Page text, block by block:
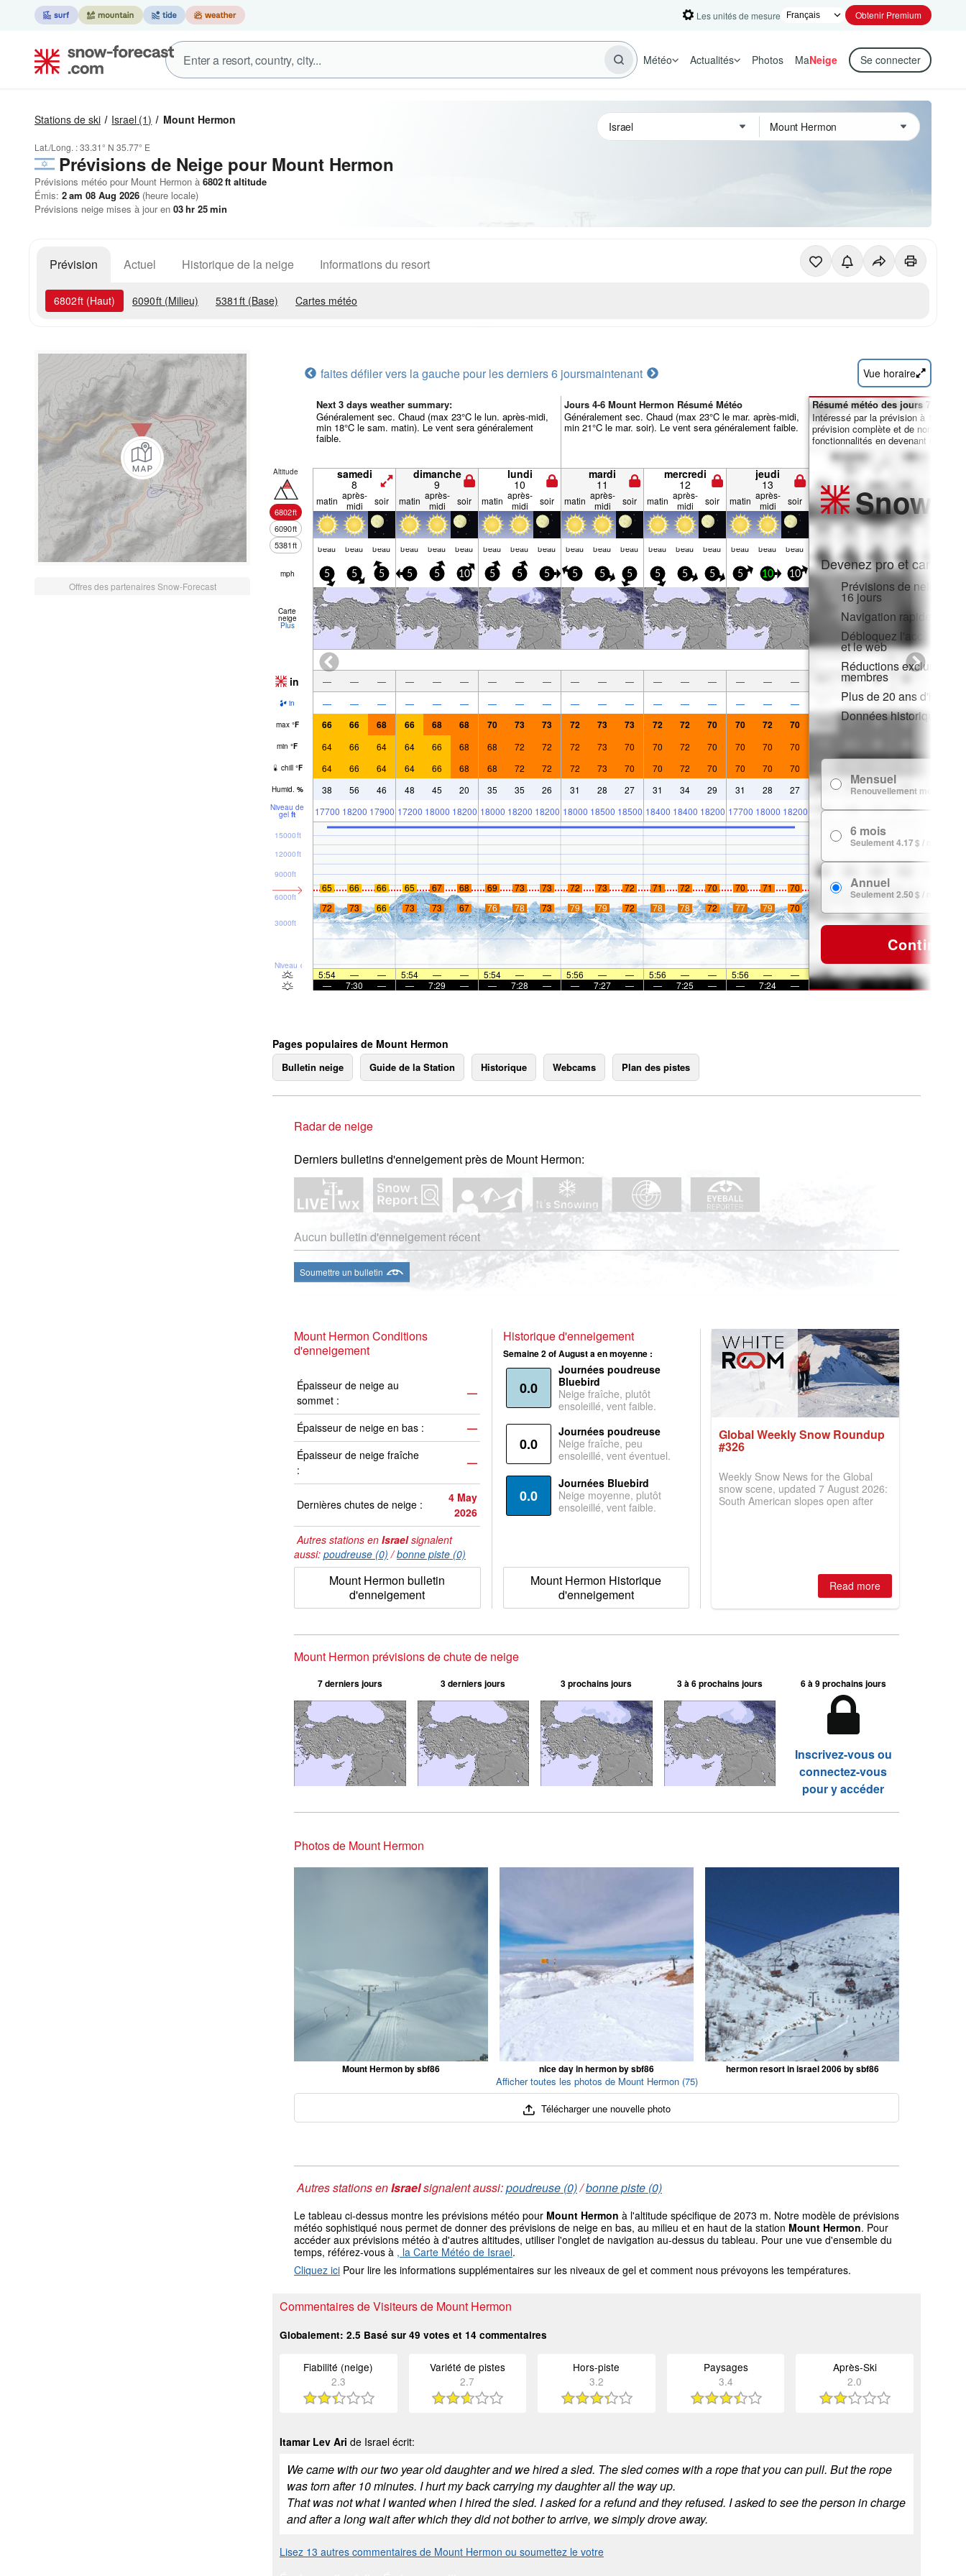
Les unités de mesure Obtenir Premium
Météo Actualités Photos MaNeige Se connecter
Stations de ski Israel (1) Mount Hermon
Lat./Long. :33.31° N 35.77° E
Prévisions de Neige pour Mount Hermon
Prévisions météo pour Mount Hermon à 6802ft altitude
Émis: 2 am 08 Aug 2026 (heure locale)
Prévisions neige mises à jour en 03hr 25min
Prévision Actuel Historique de la neige Informations du resort
6802ft (Haut) 6090ft (Milieu) 5381 ft (Base) Cartes météo
Offres des partenaires Snow-Forecast
faites défiler vers la gauche pour les derniers 6 joursmaintenant Vue horaire
Next 3 days weather summary:
Généralement sec. Chaud (max 23°C le lun. après-midi,
min 18°C le sam. matin). Le vent sera généralement
faible.
Jours 4-6 Mount Hermon Résumé Météo
Généralement sec. Chaud (max 23°C le mar. après-midi,
min 21°C le mar. soir). Le vent sera généralement faible.
Altitude
6802ft
6090ft
5381ft
samedi
8
dimanche
9
lundi
10
mardi
11
mercredi
12
jeudi
13
matin après-
midi
soir matin après-
midi
soir matin après-
midi
soir matin après-
midi
soir matin après-
midi
soir matin après-
midi
soir
beau beau beau beau beau beau beau beau beau beau beau beau beau beau beau beau beau beau
mph 5 5 5 5 5 10 5 5 5 5 5 5 5 5 5 5 10 10
Carte
neige
Plus
in — — — — — — — — — — — — — — — — — —
in — — — — — — — — — — — — — — — — — —
max °F 66 66 68 66 68 68 70 73 73 72 73 73 72 72 70 70 72 70
min °F 64 66 64 64 66 68 68 72 72 72 73 70 70 72 70 70 70 70
chill °F 64 66 64 64 66 68 68 72 72 72 73 70 70 72 70 70 70 70
Humid. % 38 56 46 48 45 20 35 35 26 31 28 27 31 34 29 31 28 27
Niveau de
gel ft 17700 18200 17900 17200 18000 18200 18000 18200 18200 18000 18500 18500 18400 18400 18200 17700 18000 18200
Niveau de la mer
3000ft
6000ft
9000ft
12000ft
15000ft
65 66 66 65 67 68 69 73 73 72 73 72 71 72 70 70 71
70
72
73 66 73 73 67 76 78 73 79 79 72 78 78 72 77 79 70
5:54 — — 5:54 — — 5:54 — — 5:56 — — 5:56 — — 5:56 —
—
—
7:30 — — 7:29 — — 7:28 — — 7:27 — — 7:25 — — 7:24 —
Résumé météo des jours 7-16 :
Intéressé par la prévision à 16 jours
prévision complète et de
fonctionnalités en devenant membre
Snow
Devenez pro et carve en:
Prévisions de neige
16 jours
Navigation rapide sans
Débloquez l'accès
et le web
Réductions exclusives
membres
Plus de 20 ans
Données historiques de
Mensuel
Renouvellement mensuel
6 mois
Seulement 4.17 $ / mois
Annuel
Seulement 2.50 $ / mois
Continuer
Pages populaires de Mount Hermon
Bulletin neige Guide de la Station Historique Webcams Plan des pistes
Radar de neige
Derniers bulletins d'enneigement près de Mount Hermon:
Aucun bulletin d'enneigement récent
Soumettre un bulletin
Mount Hermon Conditions
d'enneigement
Épaisseur de neige au
sommet :
—
Épaisseur de neige en bas :
—
Épaisseur de neige fraîche
:
—
Dernières chutes de neige :
4 May
2026
Autres stations en Israelsignalent
aussi: poudreuse (0) /bonne piste (0)
Mount Hermon bulletin
d'enneigement
Historique d'enneigement
Semaine 2 of August a en moyenne :
0.0
Journées poudreuse
Bluebird
Neige fraîche, plutôt
ensoleillé, vent faible.
0.0
Journées poudreuse
Neige fraîche, peu
ensoleillé, vent éventuel.
0.0
Journées Bluebird
Neige moyenne, plutôt
ensoleillé, vent faible.
Mount Hermon Historique
d'enneigement
Global Weekly Snow Roundup
#326
Weekly Snow News for the Global
snow scene, updated 7 August 2026:
South American slopes open after
Read more
Mount Hermon prévisions de chute de neige
7 derniers jours 3 derniers jours 3 prochains jours 3 à 6 prochains jours 6 à 9 prochains jours
Inscrivez-vous ou
connectez-vous
pour y accéder
Photos de Mount Hermon
Mount Hermon by sbf86 nice day in hermon by sbf86 hermon resort in israel 2006 by sbf86
Afficher toutes les photos de Mount Hermon (75)
Télécharger une nouvelle photo
Autres stations enIsraelsignalent aussi:poudreuse (0)/bonne piste (0)
Le tableau ci-dessus montre les prévisions météo pour Mount Hermon à l'altitude spécifique de 2073 m. Notre modèle de prévisions
météo sophistiqué nous permet de donner des prévisions de neige en bas, au milieu et en haut de la station Mount Hermon. Pour
accéder aux prévisions météo à d'autres altitudes, utiliser l'onglet de navigation au-dessus du tableau. Pour une vue d'ensemble du
temps, référez-vous à , la Carte Météo de Israel.
Cliquez ici Pour lire les informations supplémentaires sur les niveaux de gel et comment nous prévoyons les températures.
Commentaires de Visiteurs de Mount Hermon
Globalement: 2.5 Basé sur 49 votes et 14 commentaires
Fiabilité (neige)
2.3
Variété de pistes
2.7
Hors-piste
3.2
Paysages
3.4
Après-Ski
2.0
Itamar Lev Ari de Israel écrit:
We came with our two year old daughter and we hired a sled. The sled comes with a rope that you can pull. But the rope
was torn after 10 minutes. I hurt my back carrying my daughter all the way up.
That was not what I wanted when I hired the sled. I asked for a refund and they refused. I asked to see the person in charge
and after a long wait after which they did not bother to arrive, we simply drove away.
Lisez 13 autres commentaires de Mount Hermon ou soumettez le votre